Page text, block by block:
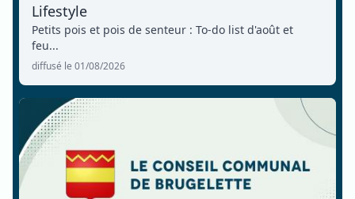
Lifestyle
Petits pois et pois de senteur : To-do list d'août et
feu...
diffusé le 01/08/2026